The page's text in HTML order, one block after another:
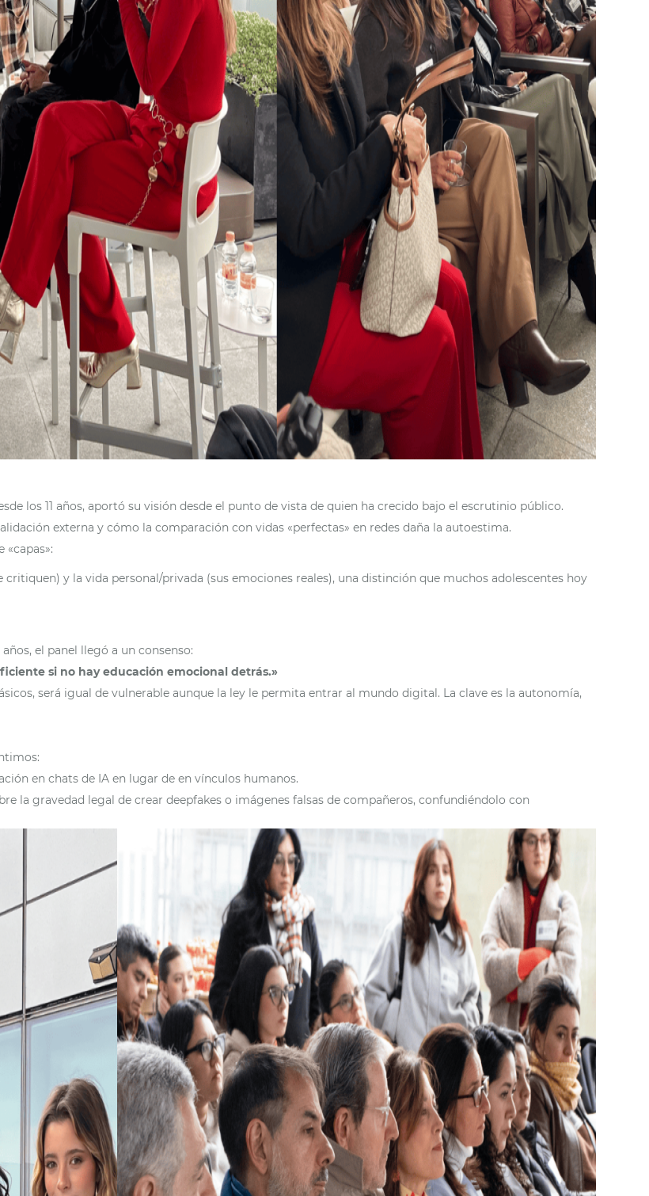
los 11 años, aportó su visión desde el punto de vista de quien ha crecido bajo el escrutinio público.
externa y cómo la comparación con vidas «perfectas» en redes daña la autoestima.
y la vida personal/privada (sus emociones reales), una distinción que muchos adolescentes hoy
el panel llegó a un consenso:
si no hay educación emocional detrás.»
será igual de vulnerable aunque la ley le permita entrar al mundo digital. La clave es la autonomía,
en chats de IA en lugar de en vínculos humanos.
la gravedad legal de crear deepfakes o imágenes falsas de compañeros, confundiéndolo con